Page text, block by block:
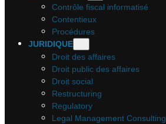
Contrôle fiscal informatisé
Contentieux
Procédures
JURIDIQUE
Droit des affaires
Droit public des affaires
Droit social
Restructuring
Regulatory
Legal Management Consulting